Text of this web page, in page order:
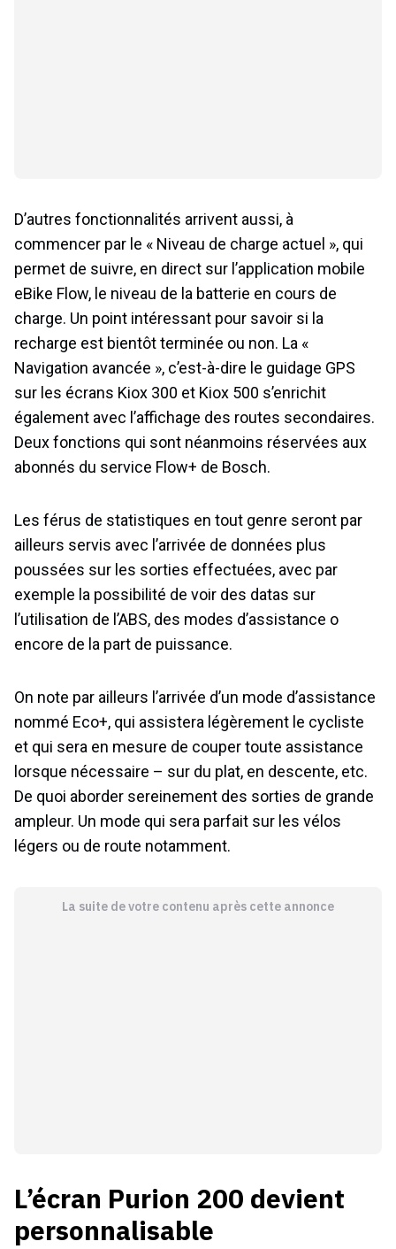
D’autres fonctionnalités arrivent aussi, à
commencer par le « Niveau de charge actuel », qui
permet de suivre, en direct sur l’application mobile
eBike Flow, le niveau de la batterie en cours de
charge. Un point intéressant pour savoir si la
recharge est bientôt terminée ou non. La «
Navigation avancée », c’est-à-dire le guidage GPS
sur les écrans Kiox 300 et Kiox 500 s’enrichit
également avec l’affichage des routes secondaires.
Deux fonctions qui sont néanmoins réservées aux
abonnés du service Flow+ de Bosch.
Les férus de statistiques en tout genre seront par
ailleurs servis avec l’arrivée de données plus
poussées sur les sorties effectuées, avec par
exemple la possibilité de voir des datas sur
l’utilisation de l’ABS, des modes d’assistance o
encore de la part de puissance.
On note par ailleurs l’arrivée d’un mode d’assistance
nommé Eco+, qui assistera légèrement le cycliste
et qui sera en mesure de couper toute assistance
lorsque nécessaire – sur du plat, en descente, etc.
De quoi aborder sereinement des sorties de grande
ampleur. Un mode qui sera parfait sur les vélos
légers ou de route notamment.
La suite de votre contenu après cette annonce
L’écran Purion 200 devient
personnalisable